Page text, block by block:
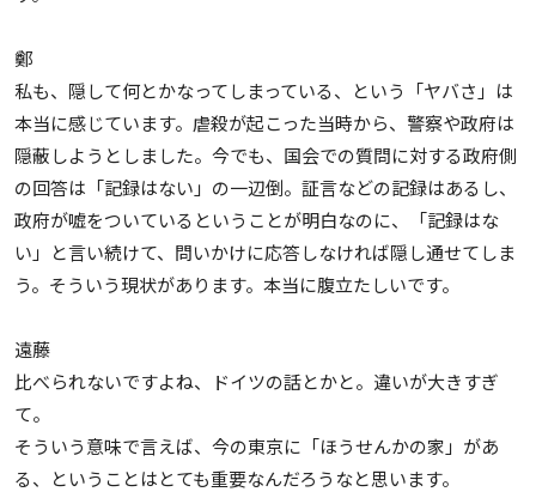
鄭
私も、隠して何とかなってしまっている、という「ヤバさ」は
本当に感じています。虐殺が起こった当時から、警察や政府は
隠蔽しようとしました。今でも、国会での質問に対する政府側
の回答は「記録はない」の一辺倒。証言などの記録はあるし、
政府が嘘をついているということが明白なのに、「記録はな
い」と言い続けて、問いかけに応答しなければ隠し通せてしま
う。そういう現状があります。本当に腹立たしいです。
遠藤
比べられないですよね、ドイツの話とかと。違いが大きすぎ
て。
そういう意味で言えば、今の東京に「ほうせんかの家」があ
る、ということはとても重要なんだろうなと思います。